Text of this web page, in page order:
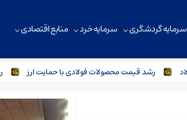
سرمایه گردشگری سرمایه خرد منابع اقتصادی
رشد قیمت محصولات فولادی با حمایت ارز رشد